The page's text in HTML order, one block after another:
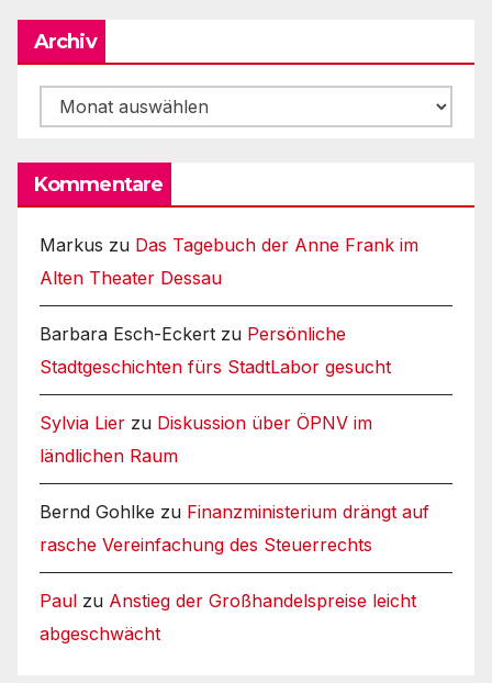
Archiv
Archiv
Kommentare
Markus zu Das Tagebuch der Anne Frank im
Alten Theater Dessau
Barbara Esch-Eckert zu Persönliche
Stadtgeschichten fürs StadtLabor gesucht
Sylvia Lier zu Diskussion über ÖPNV im
ländlichen Raum
Bernd Gohlke zu Finanzministerium drängt auf
rasche Vereinfachung des Steuerrechts
Paul zu Anstieg der Großhandelspreise leicht
abgeschwächt